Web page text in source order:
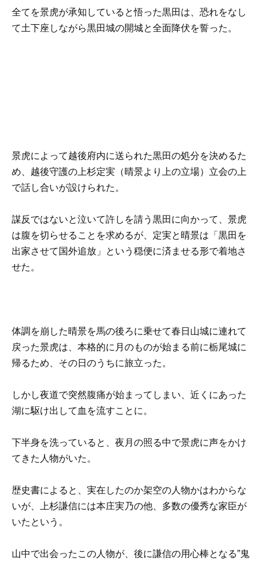
全てを景虎が承知していると悟った黒田は、恐れをなし
て土下座しながら黒田城の開城と全面降伏を誓った。
景虎によって越後府内に送られた黒田の処分を決めるた
め、越後守護の上杉定実（晴景より上の立場）立会の上
で話し合いが設けられた。
謀反ではないと泣いて許しを請う黒田に向かって、景虎
は腹を切らせることを求めるが、定実と晴景は「黒田を
出家させて国外追放」という穏便に済ませる形で着地さ
せた。
体調を崩した晴景を馬の後ろに乗せて春日山城に連れて
戻った景虎は、本格的に月のものが始まる前に栃尾城に
帰るため、その日のうちに旅立った。
しかし夜道で突然腹痛が始まってしまい、近くにあった
湖に駆け出して血を流すことに。
下半身を洗っていると、夜月の照る中で景虎に声をかけ
てきた人物がいた。
歴史書によると、実在したのか架空の人物かはわからな
いが、上杉謙信には本庄実乃の他、多数の優秀な家臣が
いたという。
山中で出会ったこの人物が、後に謙信の用心棒となる”鬼